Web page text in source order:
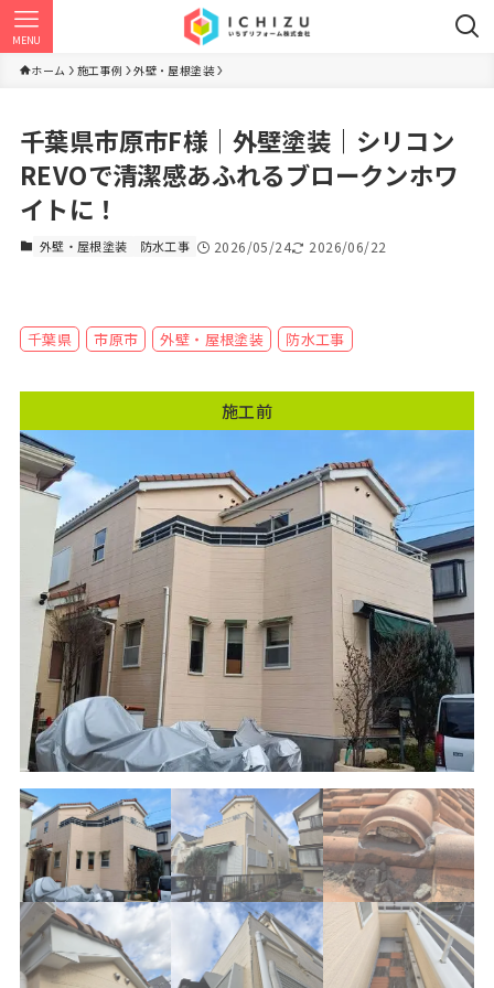
MENU
ホーム 施工事例 外壁・屋根塗装
千葉県市原市F様｜外壁塗装｜シリコン
REVOで清潔感あふれるブロークンホワ
イトに！
外壁・屋根塗装 防水工事 2026/05/24 2026/06/22
千葉県 市原市 外壁・屋根塗装 防水工事
施工前